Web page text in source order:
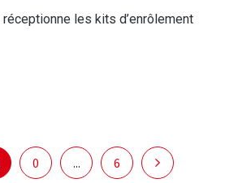
les kits d’enrôlement
0 ... 6